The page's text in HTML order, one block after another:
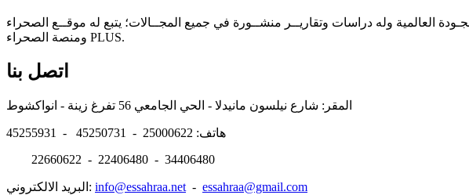
العالمية وله دراسات وتقاريــر منشــورة في جميع المجــالات؛ يتبع له موقــع الصحراء
ومنصة الصحراء PLUS.
اتصل بنا
هاتف: 25000622 - 45250731 - 45255931
22660622 - 22406480 - 34406480
البريد الالكتروني: info@essahraa.net - essahraa@gmail.com